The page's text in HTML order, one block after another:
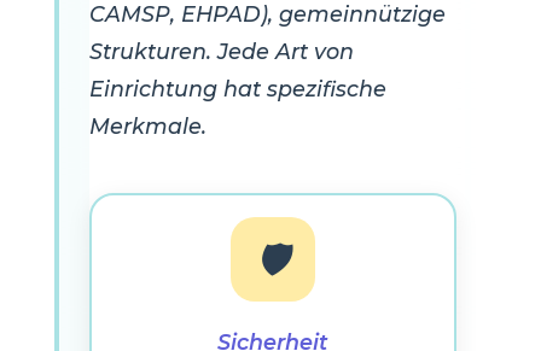
CAMSP, EHPAD), gemeinnützige
Strukturen. Jede Art von
Einrichtung hat spezifische
Merkmale.
🛡️
Sicherheit